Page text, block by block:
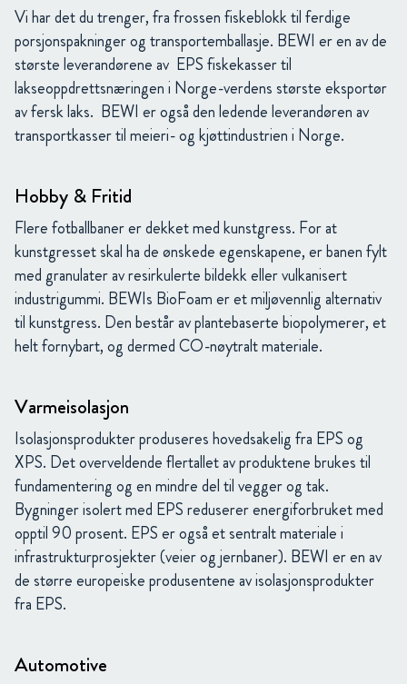
Vi har det du trenger, fra frossen fiskeblokk til ferdige
porsjonspakninger og transportemballasje. BEWI er en av de
største leverandørene av EPS fiskekasser til
lakseoppdrettsnæringen i Norge-verdens største eksportør
av fersk laks. BEWI er også den ledende leverandøren av
transportkasser til meieri- og kjøttindustrien i Norge.
Hobby & Fritid
Flere fotballbaner er dekket med kunstgress. For at
kunstgresset skal ha de ønskede egenskapene, er banen fylt
med granulater av resirkulerte bildekk eller vulkanisert
industrigummi. BEWIs BioFoam er et miljøvennlig alternativ
til kunstgress. Den består av plantebaserte biopolymerer, et
helt fornybart, og dermed CO-nøytralt materiale.
Varmeisolasjon
Isolasjonsprodukter produseres hovedsakelig fra EPS og
XPS. Det overveldende flertallet av produktene brukes til
fundamentering og en mindre del til vegger og tak.
Bygninger isolert med EPS reduserer energiforbruket med
opptil 90 prosent. EPS er også et sentralt materiale i
infrastrukturprosjekter (veier og jernbaner). BEWI er en av
de større europeiske produsentene av isolasjonsprodukter
fra EPS.
Automotive